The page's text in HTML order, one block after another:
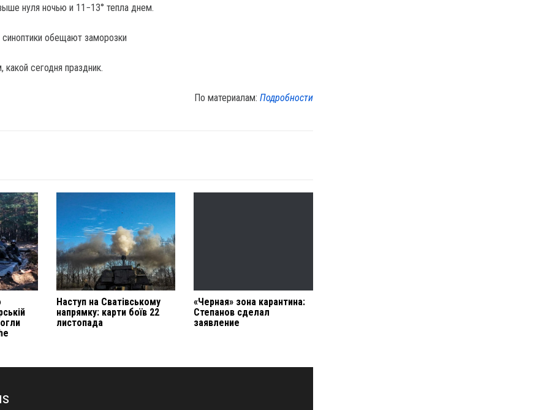
нуля ночью и 11−13° тепла днем.
сегодня праздник.
По материалам:Подробности
Наступ на Сватівському
напрямку: карти боїв 22
листопада
«Черная» зона карантина:
Степанов сделал
заявление